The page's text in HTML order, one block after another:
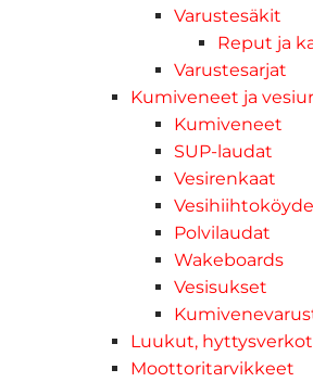
Varustesäkit
Reput ja
Varustesarjat
Kumiveneet ja
Kumiveneet
SUP-laudat
Vesirenkaat
Polvilaudat
Wakeboards
Vesisukset
Luukut,
Moottoritarvikkeet